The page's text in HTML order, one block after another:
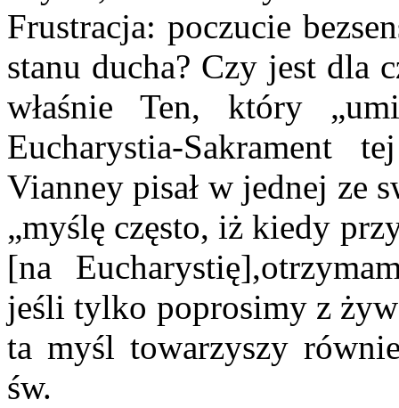
Frustracja: poczucie
stanu ducha? Czy jest dla
właśnie Ten, który
Eucharystia-Sakrament
Vianney pisał w jednej ze
„myślę często, iż kiedy
[na
jeśli tylko poprosimy z
ta myśl towarzyszy
św.